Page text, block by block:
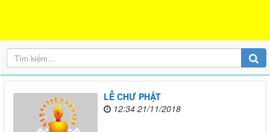
LỄ CHƯ PHẬT
12:34 21/11/2018